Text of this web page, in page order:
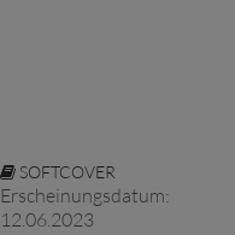
SOFTCOVER
Erscheinungsdatum:
12.06.2023